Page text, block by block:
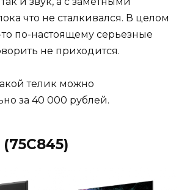
что не сталкивался. В целом
по-настоящему серьезные
не приходится.
телик можно
за 40 000 рублей.